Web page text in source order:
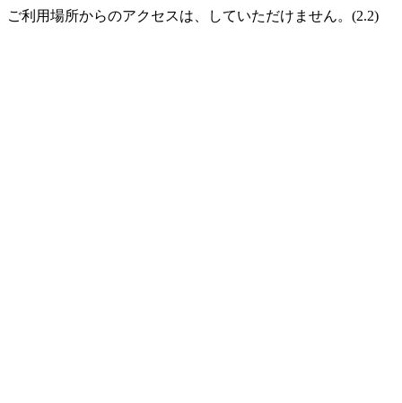
ご利用場所からのアクセスは、していただけません。(2.2)